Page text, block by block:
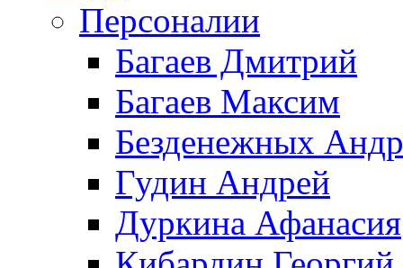
Персоналии
Багаев Дмитрий
Багаев Максим
Безденежных
Гудин Андрей
Дуркина Афанасия